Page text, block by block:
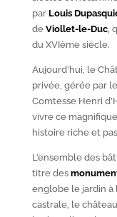
par Louis
de Viollet-le-Duc,
du XVIèmesiècle.
Aujourd’hui, le
privée, gérée par
Comtesse Henri
vivre ce
histoire riche et
L’ensemble des
titre des
englobe le jardin à
castrale, le